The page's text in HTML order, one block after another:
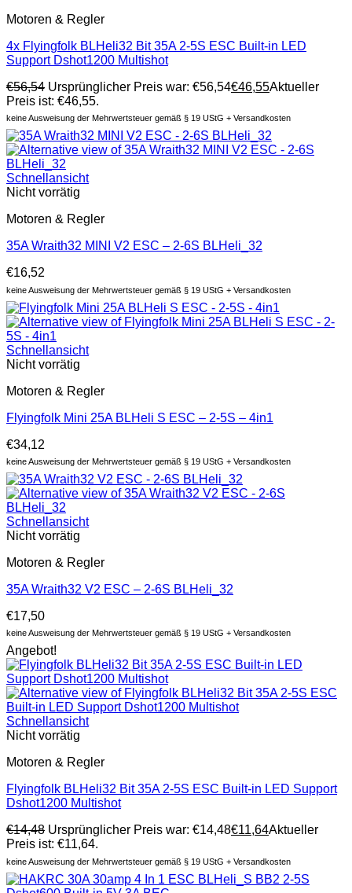
Motoren & Regler
4x Flyingfolk BLHeli32 Bit 35A 2-5S ESC Built-in LED
Support Dshot1200 Multishot
€56,54 Ursprünglicher Preis war: €56,54€46,55Aktueller
Preis ist: €46,55.
keine Ausweisung der Mehrwertsteuer gemäß § 19 UStG + Versandkosten
Schnellansicht
Nicht vorrätig
Motoren & Regler
35A Wraith32 MINI V2 ESC – 2-6S BLHeli_32
€16,52
keine Ausweisung der Mehrwertsteuer gemäß § 19 UStG + Versandkosten
Schnellansicht
Nicht vorrätig
Motoren & Regler
Flyingfolk Mini 25A BLHeli S ESC – 2-5S – 4in1
€34,12
keine Ausweisung der Mehrwertsteuer gemäß § 19 UStG + Versandkosten
Schnellansicht
Nicht vorrätig
Motoren & Regler
35A Wraith32 V2 ESC – 2-6S BLHeli_32
€17,50
keine Ausweisung der Mehrwertsteuer gemäß § 19 UStG + Versandkosten
Angebot!
Schnellansicht
Nicht vorrätig
Motoren & Regler
Flyingfolk BLHeli32 Bit 35A 2-5S ESC Built-in LED Support
Dshot1200 Multishot
€14,48 Ursprünglicher Preis war: €14,48€11,64Aktueller
Preis ist: €11,64.
keine Ausweisung der Mehrwertsteuer gemäß § 19 UStG + Versandkosten